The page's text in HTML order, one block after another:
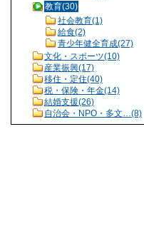
教育(30)
社会教育(1)
給食(2)
青少年健全育成(27)
文化・スポーツ(10)
産業振興(17)
移住・定住(40)
税・保険・年金(14)
結婚支援(26)
自治会・NPO・多文…(8)